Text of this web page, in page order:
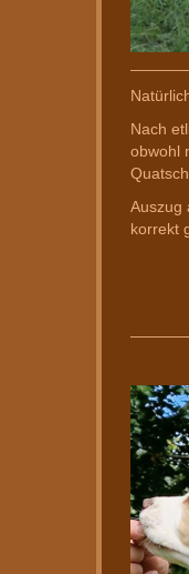
Nach
obwohl
Auszug
korrekt